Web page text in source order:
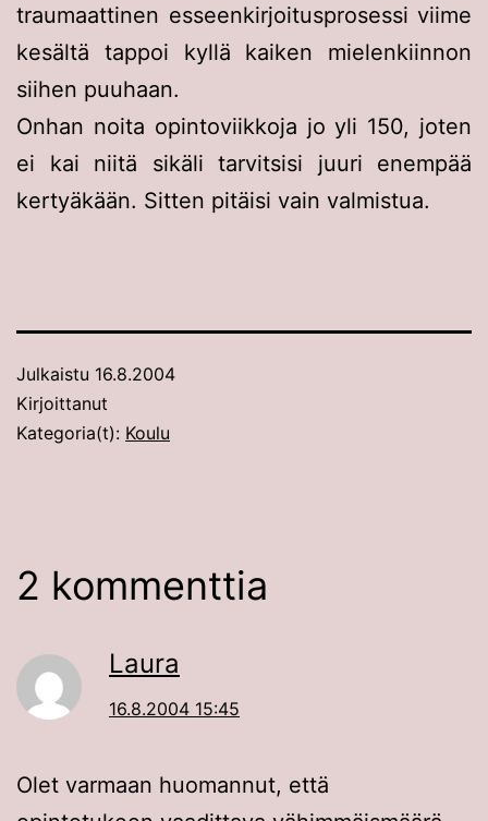
traumaattinen esseenkirjoitusprosessi viime
kesältä tappoi kyllä kaiken mielenkiinnon
siihen puuhaan.
Onhan noita opintoviikkoja jo yli 150, joten
ei kai niitä sikäli tarvitsisi juuri enempää
kertyäkään. Sitten pitäisi vain valmistua.
Julkaistu 16.8.2004
Kirjoittanut
Kategoria(t): Koulu
2 kommenttia
Laura
16.8.2004 15:45
Olet varmaan huomannut, että